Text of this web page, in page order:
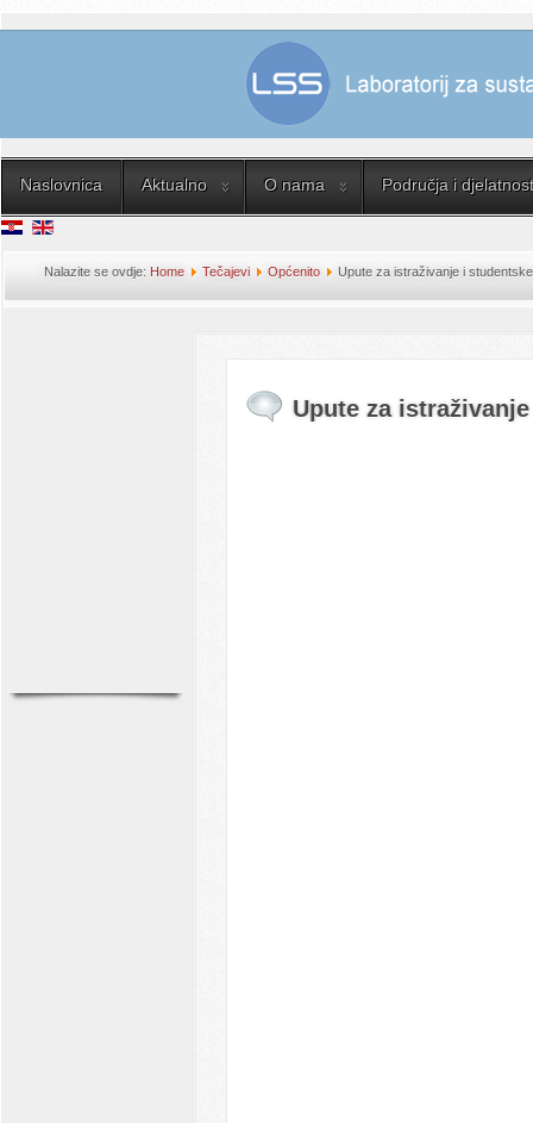
Naslovnica Aktualno O nama Područja i
Nalazite se ovdje: Home Tečajevi Općenito Upute za istraživanje i
Upute za